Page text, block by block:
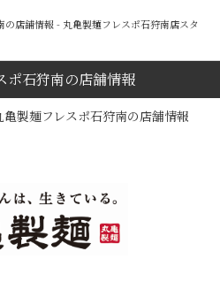
の店舗情報 - 丸亀製麺フレスポ石狩南店スタ
ポ石狩南の店舗情報
亀製麺フレスポ石狩南の店舗情報